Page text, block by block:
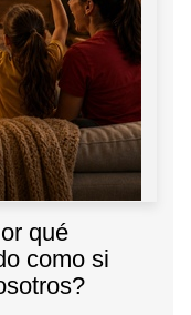
qué
como si